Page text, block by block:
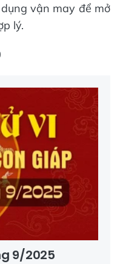
vận may để mở
lý.
9/2025